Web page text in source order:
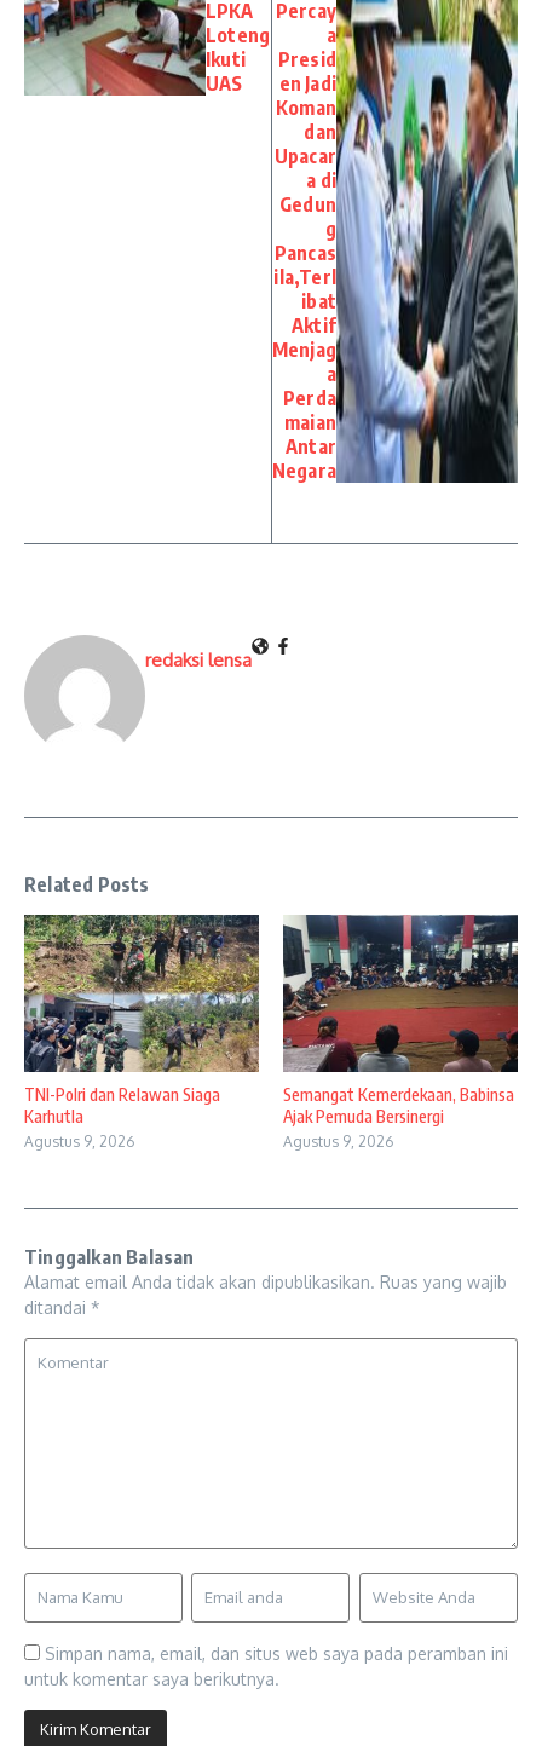
LPKA
Loteng
Ikuti
UAS
Percay
a
Presid
en Jadi
Koman
dan
Upacar
a di
Gedun
g
Pancas
ila,Terl
ibat
Aktif
Menjag
a
Perda
maian
Antar
Negara
redaksi lensa
Related Posts
TNI-Polri dan Relawan Siaga
Karhutla
Agustus 9, 2026
Semangat Kemerdekaan, Babinsa
Ajak Pemuda Bersinergi
Agustus 9, 2026
Tinggalkan Balasan
Alamat email Anda tidak akan dipublikasikan. Ruas yang wajib
ditandai *
Simpan nama, email, dan situs web saya pada peramban ini
untuk komentar saya berikutnya.